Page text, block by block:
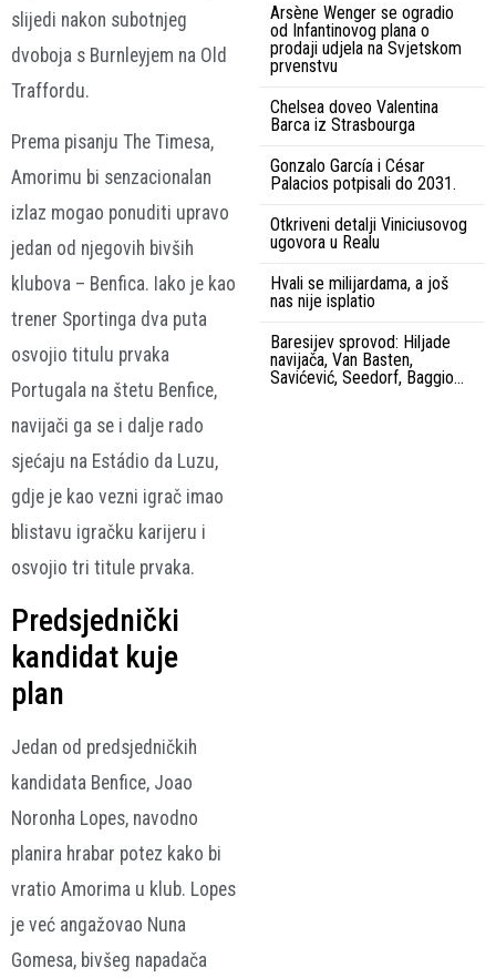
slijedi nakon subotnjeg
dvoboja s Burnleyjem na Old
Traffordu.
Prema pisanju The Timesa,
Amorimu bi senzacionalan
izlaz mogao ponuditi upravo
jedan od njegovih bivših
klubova – Benfica. Iako je kao
trener Sportinga dva puta
osvojio titulu prvaka
Portugala na štetu Benfice,
navijači ga se i dalje rado
sjećaju na Estádio da Luzu,
gdje je kao vezni igrač imao
blistavu igračku karijeru i
osvojio tri titule prvaka.
Predsjednički
kandidat kuje
plan
Jedan od predsjedničkih
kandidata Benfice, Joao
Noronha Lopes, navodno
planira hrabar potez kako bi
vratio Amorima u klub. Lopes
je već angažovao Nuna
Gomesa, bivšeg napadača
Arsène Wenger se ogradio
od Infantinovog plana o
prodaji udjela na Svjetskom
prvenstvu
Chelsea doveo Valentina
Barca iz Strasbourga
Gonzalo García i César
Palacios potpisali do 2031.
Otkriveni detalji Viniciusovog
ugovora u Realu
Hvali se milijardama, a još
nas nije isplatio
Baresijev sprovod: Hiljade
navijača, Van Basten,
Savićević, Seedorf, Baggio…